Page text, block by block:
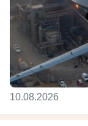
10.08.2026